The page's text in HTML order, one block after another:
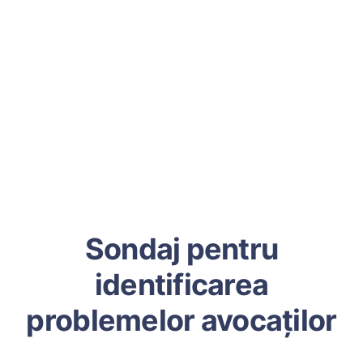
Sondaj pentru
identificarea
problemelor avocaților